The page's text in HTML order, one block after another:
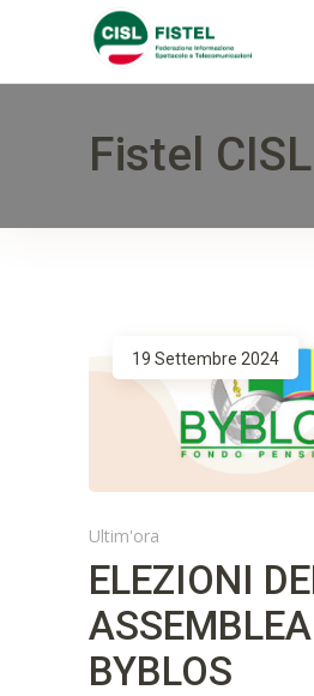
Fistel CISL
19 Settembre 2024
Ultim'ora
ELEZIONI
ASSEMBLEA
BYBLOS